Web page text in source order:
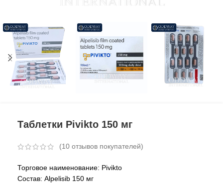
Таблетки Pivikto 150 мг
(10 отзывов покупателей)
Торговое наименование: Pivikto
Состав: Alpelisib 150 мг